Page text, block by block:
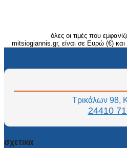
όλες οι τιμές που
mitsiogiannis.gr, είναι σε Ευρώ (€)
Τρικάλων 98,
24410
σχετικα